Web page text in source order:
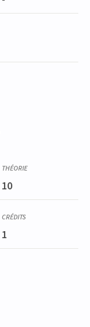
10
1